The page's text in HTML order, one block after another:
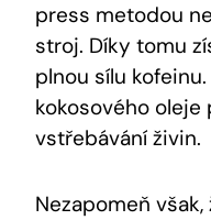
press metodou
stroj. ⁢Díky tomu
plnou sílu
kokosového
vstřebávání živin.
Nezapomeň